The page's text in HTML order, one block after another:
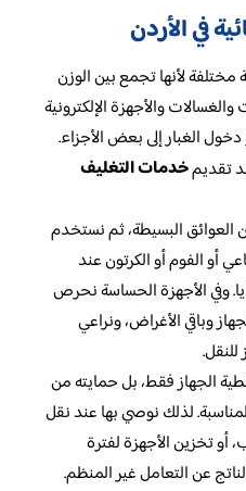
في الأردن
مختلفة لأنها تجمع بين الوزن
والأجهزة الإلكترونية
دخول الغبار إلى بعض الأجزاء.
تقديمخدمات التغليف
البسيطة، ثم نستخدم
أو الفوم أو الكرتون عند
وفي الأجهزة الحساسة نحرص
وباقي الأغراض، ونراعي
الجهاز فقط، بل حمايته من
لذلك نوصي بها عند نقل
أو تخزين الأجهزة لفترة
عن التعامل غير المنظم.